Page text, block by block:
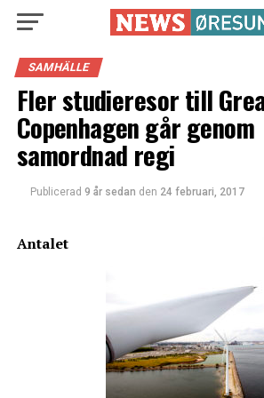
SAMHÄLLE
Fler studieresor till
Copenhagen går genom
samordnad regi
Publicerad 9 år sedan den 24 februari, 2017
Antalet